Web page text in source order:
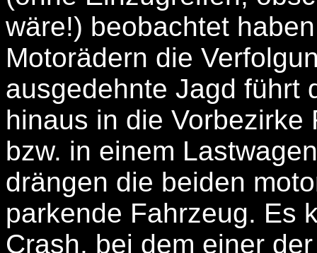
wäre!) beobachtet
Motorädern die
ausgedehnte Jagd führt
hinaus in die
bzw. in einem
drängen die beiden
parkende Fahrzeug. Es
Crash, bei dem einer